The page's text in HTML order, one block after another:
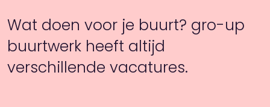
Wat doen voor je buurt? gro-up
buurtwerk heeft altijd
verschillende vacatures.